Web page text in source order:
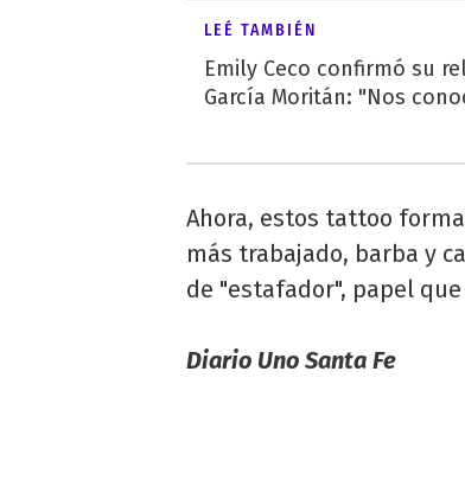
LEÉ TAMBIÉN
Emily Ceco confirmó su
García Moritán: "Nos
Ahora, estos tattoo
más trabajado, barba y
de "estafador", papel
Diario Uno Santa Fe